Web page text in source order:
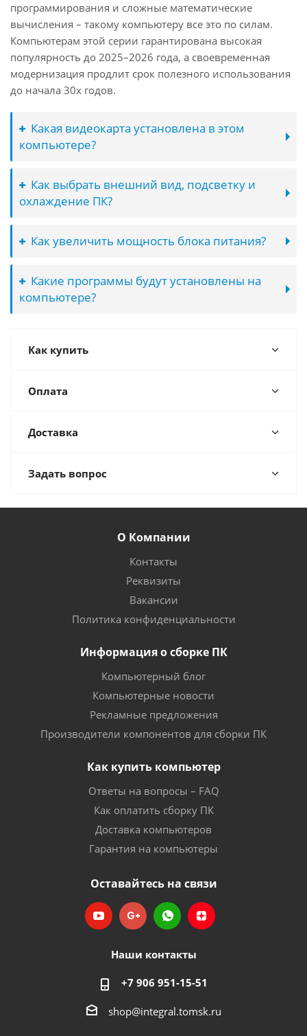
программирования и сложные математические
вычисления – такому компьютеру все это по силам.
Компьютерам этой серии гарантирована высокая
популярность до 2025–2026 года, а своевременная
модернизация продлит срок полезного использования
до начала 30х годов.
Какая видеокарта установлена в этом
компьютере?
Как выбрать внешний вид, подсветку и
охлаждение ПК?
Как увеличить мощность блока питания?
Какие программы будут установлены на
компьютере?
Как купить
Оплата
Доставка
Задать вопрос
О Компании
Контакты
Реквизиты
Вакансии
Политика конфиденциальности
Информация о сборке ПК
Компьютерный блог
Компьютерные новости
Рекламные предложения
Производители компонентов для сборки ПК
Как купить компьютер
Ответы на вопросы – FAQ
Как оплатить сборку ПК
Доставка компьютеров
Гарантия на компьютеры
Оставайтесь на связи
Наши контакты
+7 906 951-15-51
shop@integral.tomsk.ru